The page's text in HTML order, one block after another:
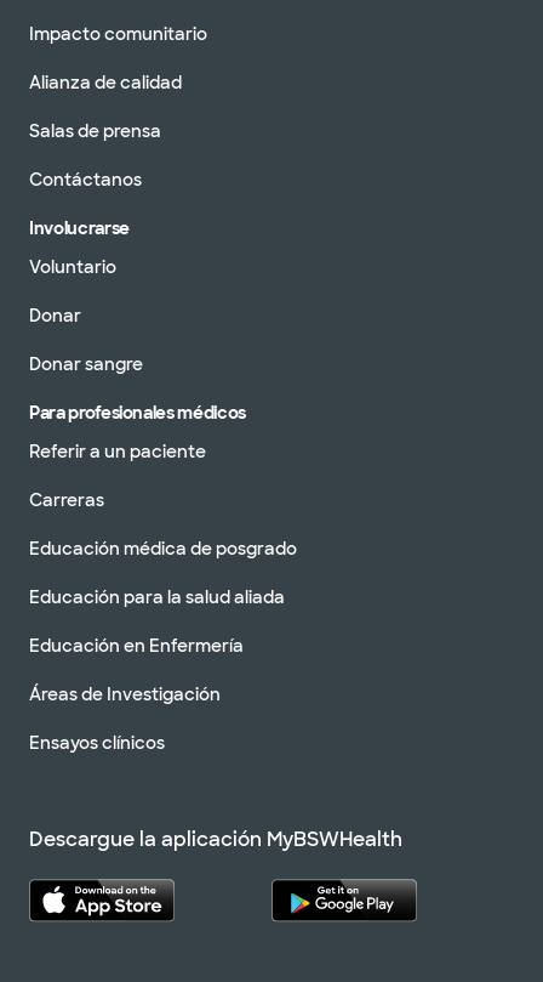
Impacto comunitario
Alianza de calidad
Salas de prensa
Contáctanos
Involucrarse
Voluntario
Donar
Donar sangre
Para profesionales médicos
Referir a un paciente
Carreras
Educación médica de posgrado
Educación para la salud aliada
Educación en Enfermería
Áreas de Investigación
Ensayos clínicos
Descargue la aplicación MyBSWHealth